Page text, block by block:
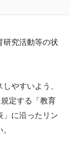
研究活動等の状
やすいよう、
定する「教育
」に沿ったリン
。